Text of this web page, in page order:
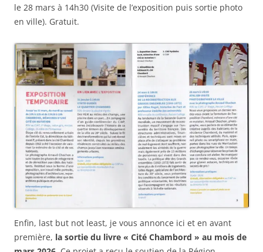
le 28 mars à 14h30 (Visite de l’exposition puis sortie photo
en ville). Gratuit.
Enfin, last but not least, je vous annonce ici et en avant
première, la sortie du livre « Cité Chambord » au mois de